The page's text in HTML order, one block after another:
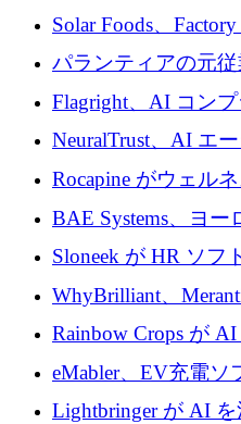
ースし、60 万ドル
Solar Foods、
ーロの資金調達パ
パランティアの元
ズ スタートアップ
を調達
Flagright、AI コン
ームを拡張するため
ドルを確保
NeuralTrust、AI エ
ラットフォームの拡
Rocapine がウェル
オを拡大するために
ルを調達
BAE Systems、ヨ
アップの規模拡大を
ユーロの支援を開始
Sloneek が HR ソフ
トに変えるために
WhyBrilliant、
人マッチングを拡大
Rainbow Crops が
アリングを拡張す
eMabler、EV充電ソ
ユーロを確保
Lightbringer が AI